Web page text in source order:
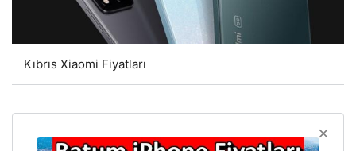
Kıbrıs Xiaomi Fiyatları